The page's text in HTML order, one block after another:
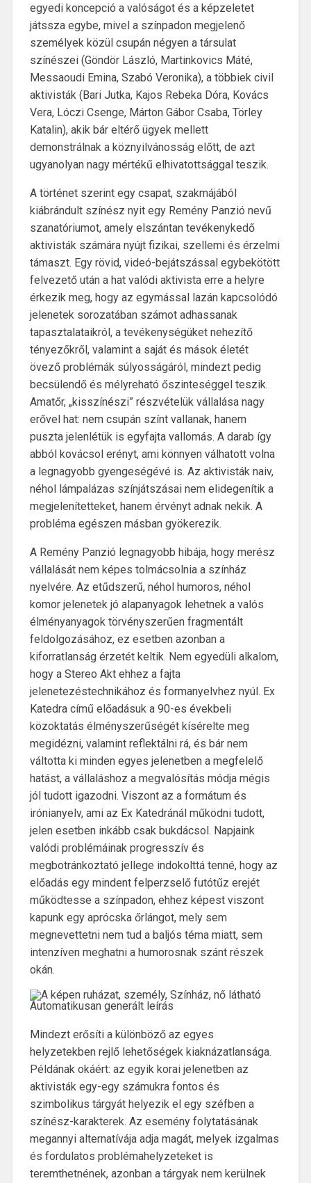
egyedi koncepció a valóságot és a képzeletet
játssza egybe, mivel a színpadon megjelenő
személyek közül csupán négyen a társulat
színészei (Göndör László, Martinkovics Máté,
Messaoudi Emina, Szabó Veronika), a többiek civil
aktivisták (Bari Jutka, Kajos Rebeka Dóra, Kovács
Vera, Lóczi Csenge, Márton Gábor Csaba, Törley
Katalin), akik bár eltérő ügyek mellett
demonstrálnak a köznyilvánosság előtt, de azt
ugyanolyan nagy mértékű elhivatottsággal teszik.
A történet szerint egy csapat, szakmájából
kiábrándult színész nyit egy Remény Panzió nevű
szanatóriumot, amely elszántan tevékenykedő
aktivisták számára nyújt fizikai, szellemi és érzelmi
támaszt. Egy rövid, videó-bejátszással egybekötött
felvezető után a hat valódi aktivista erre a helyre
érkezik meg, hogy az egymással lazán kapcsolódó
jelenetek sorozatában számot adhassanak
tapasztalataikról, a tevékenységüket nehezítő
tényezőkről, valamint a saját és mások életét
övező problémák súlyosságáról, mindezt pedig
becsülendő és mélyreható őszinteséggel teszik.
Amatőr, „kisszínészi” részvételük vállalása nagy
erővel hat: nem csupán színt vallanak, hanem
puszta jelenlétük is egyfajta vallomás. A darab így
abból kovácsol erényt, ami könnyen válhatott volna
a legnagyobb gyengeségévé is. Az aktivisták naiv,
néhol lámpalázas színjátszásai nem elidegenítik a
megjelenítetteket, hanem érvényt adnak nekik. A
probléma egészen másban gyökerezik.
A Remény Panzió legnagyobb hibája, hogy merész
vállalását nem képes tolmácsolnia a színház
nyelvére. Az etűdszerű, néhol humoros, néhol
komor jelenetek jó alapanyagok lehetnek a valós
élményanyagok törvényszerűen fragmentált
feldolgozásához, ez esetben azonban a
kiforratlanság érzetét keltik. Nem egyedüli alkalom,
hogy a Stereo Akt ehhez a fajta
jelenetezéstechnikához és formanyelvhez nyúl. Ex
Katedra című előadásuk a 90-es évekbeli
közoktatás élményszerűségét kísérelte meg
megidézni, valamint reflektálni rá, és bár nem
váltotta ki minden egyes jelenetben a megfelelő
hatást, a vállaláshoz a megvalósítás módja mégis
jól tudott igazodni. Viszont az a formátum és
irónianyelv, ami az Ex Katedránál működni tudott,
jelen esetben inkább csak bukdácsol. Napjaink
valódi problémáinak progresszív és
megbotránkoztató jellege indokolttá tenné, hogy az
előadás egy mindent felperzselő futótűz erejét
működtesse a színpadon, ehhez képest viszont
kapunk egy aprócska őrlángot, mely sem
megnevettetni nem tud a baljós téma miatt, sem
intenzíven meghatni a humorosnak szánt részek
okán.
Mindezt erősíti a különböző az egyes
helyzetekben rejlő lehetőségek kiaknázatlansága.
Példának okáért: az egyik korai jelenetben az
aktivisták egy-egy számukra fontos és
szimbolikus tárgyát helyezik el egy széfben a
színész-karakterek. Az esemény folytatásának
megannyi alternatívája adja magát, melyek izgalmas
és fordulatos problémahelyzeteket is
teremthetnének, azonban a tárgyak nem kerülnek